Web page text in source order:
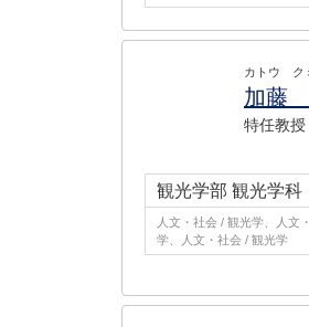
カトウ ク
加藤
特任教授
観光学部 観光学科
人文・社会 / 観光学、人文
学、人文・社会 / 観光学